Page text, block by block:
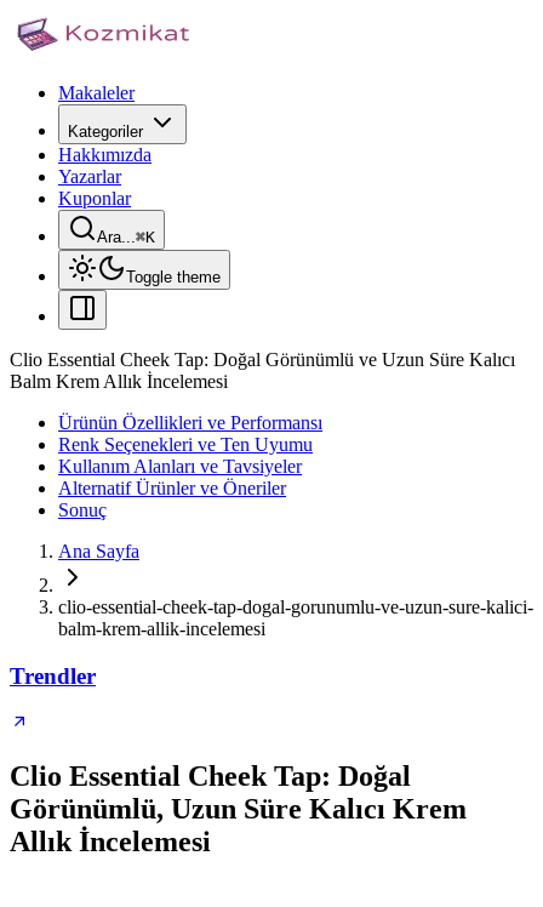
Makaleler
Kategoriler
Hakkımızda
Yazarlar
Kuponlar
Ara...⌘K
Toggle theme
Clio Essential Cheek Tap: Doğal Görünümlü ve Uzun Süre Kalıcı
Balm Krem Allık İncelemesi
Ürünün Özellikleri ve Performansı
Renk Seçenekleri ve Ten Uyumu
Kullanım Alanları ve Tavsiyeler
Alternatif Ürünler ve Öneriler
Sonuç
Ana Sayfa
clio-essential-cheek-tap-dogal-gorunumlu-ve-uzun-sure-kalici-
balm-krem-allik-incelemesi
Trendler
Clio Essential Cheek Tap: Doğal
Görünümlü, Uzun Süre Kalıcı Krem
Allık İncelemesi